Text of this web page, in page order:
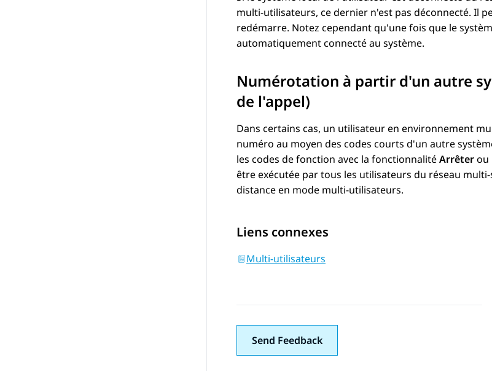
multi-utilisateurs, ce dernier n'est pas déconnecté. Il
redémarre. Notez cependant qu'une fois que le
automatiquement connecté au système.
Numérotation à partir d'un autre
de l'appel)
Dans certains cas, un utilisateur en environnement
numéro au moyen des codes courts d'un autre
les codes de fonction avec la fonctionnalitéArrêterou
être exécutée par tous les utilisateurs du réseau
distance en mode multi-utilisateurs.
Liens connexes
Multi-utilisateurs
Send Feedback